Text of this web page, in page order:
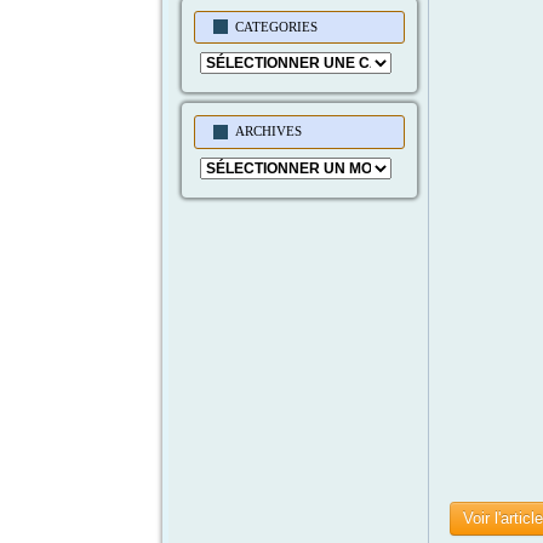
CATEGORIES
Categories
ARCHIVES
Archives
Voir